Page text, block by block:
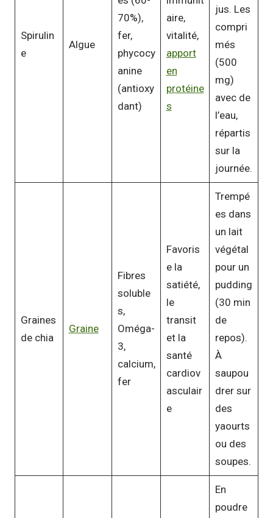
Spirulin
e
Algue
70%),
fer,
phycocy
anine
(antioxy
dant)
aire,
vitalité,
apport
en
protéine
s
jus. Les
compri
més
(500
mg)
avec de
l’eau,
répartis
sur la
journée.
Graines
de chia
Graine
Fibres
soluble
s,
Oméga-
3,
calcium,
fer
Favoris
e la
satiété,
le
transit
et la
santé
cardiov
asculair
e
Trempé
es dans
un lait
végétal
pour un
pudding
(30 min
de
repos).
À
saupou
drer sur
des
yaourts
ou des
soupes.
En
poudre